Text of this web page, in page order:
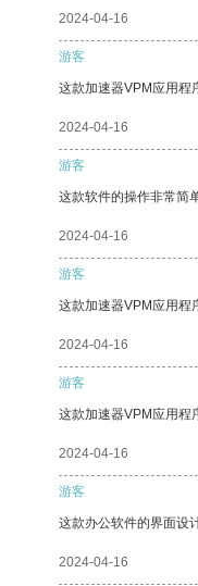
2024-04-16
游客
这款加速器VPM应用程
2024-04-16
游客
这款软件的操作非常简
2024-04-16
游客
这款加速器VPM应用程
2024-04-16
游客
这款加速器VPM应用程
2024-04-16
游客
这款办公软件的界面设
2024-04-16